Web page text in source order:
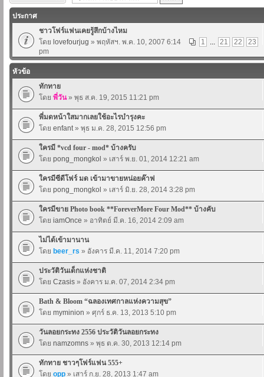
ประกาศ
ชาวโฟร์แฟนเคยรู้สึกบ้างไหม
1
... 21 22 23
โดย lovefourjug » พฤหัสฯ. พ.ค. 10, 2007 6:14
pm
หัวข้อ
ทักทาย
โดย พี่วัน» พุธ ส.ค. 19, 2015 11:21 pm
พี่มดหน้าใสมากเลยใช้อะไรบำรุงคะ
โดย enfant» พุธ ม.ค. 28, 2015 12:56 pm
ใครมี *vcd four - mod* บ้างครับ
โดย pong_mongkol » เสาร์ พ.ย. 01, 2014 12:21 am
ใครมีซีดีโฟร์ มด เข้ามาขายหน่อยค๊าฟ
โดย pong_mongkol » เสาร์ มิ.ย. 28, 2014 3:28 pm
ใครมีขาย Photo book **ForeverMore Four Mod** บ้างคับ
โดย iamOnce » อาทิตย์ มี.ค. 16, 2014 2:09 am
ไม่ได้เข้ามานาน
โดย beer_rs » อังคาร มี.ค. 11, 2014 7:20 pm
ประวัติวันเด็กแห่งชาติ
โดย Czasis » อังคาร ม.ค. 07, 2014 2:34 pm
Bath & Bloom “ฉลองเทศกาลแห่งความสุข”
โดย myminion » ศุกร์ ธ.ค. 13, 2013 5:10 pm
วันลอยกระทง 2556 ประวัติวันลอยกระทง
โดย namzomns » พุธ ต.ค. 30, 2013 12:14 pm
ทักทาย ชาวๆโฟร์แฟน 555+
โดย opp » เสาร์ ก.ย. 28, 2013 1:47 am